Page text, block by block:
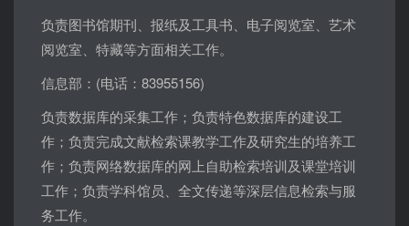
负责图书馆期刊、报纸及工具书、电子阅览室、艺术
阅览室、特藏等方面相关工作。
信息部： (电话： 83955156)
负责数据库的采集工作；负责特色数据库的建设工
作；负责完成文献检索课教学工作及研究生的培养工
作；负责网络数据库的网上自助检索培训及课堂培训
工作；负责学科馆员、全文传递等深层信息检索与服
务工作。